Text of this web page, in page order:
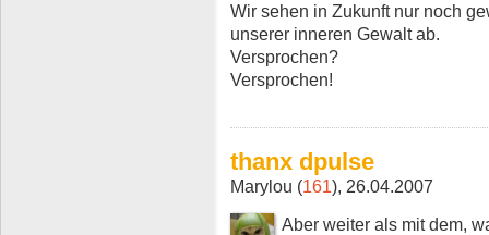
Wir sehen in Zukunft nur noch
unserer inneren Gewalt ab.
Versprochen?
Versprochen!
thanx dpulse
Marylou (161), 26.04.2007
Aber weiter als mit dem,